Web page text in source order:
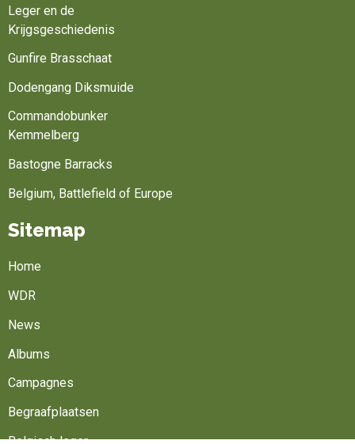
Leger en de
Krijgsgeschiedenis
Gunfire Brasschaat
Dodengang Diksmuide
Commandobunker
Kemmelberg
Bastogne Barracks
Belgium, Battlefield of Europe
Sitemap
Home
WDR
News
Albums
Campagnes
Begraafplaatsen